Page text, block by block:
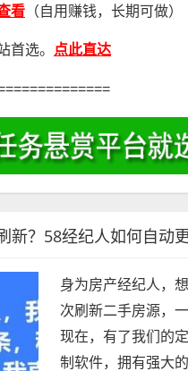
看 （自用赚钱，长期可做）
首选。 点此直达
新？58经纪人如何自动
身为房产经纪人，
次刷新二手房源，
现在，有了我们的
制软件，拥有强大